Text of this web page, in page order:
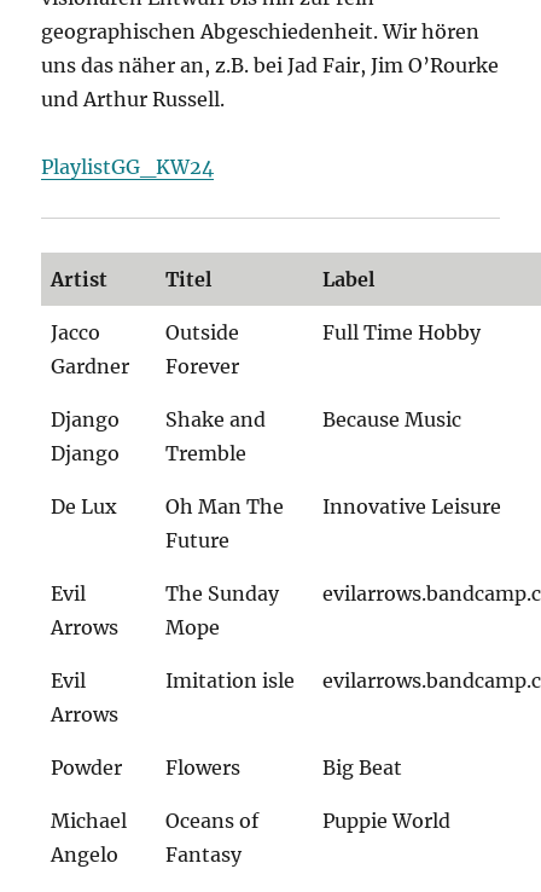
geographischen Abgeschiedenheit. Wir hören
uns das näher an, z.B. bei Jad Fair, Jim O’Rourke
und Arthur Russell.
PlaylistGG_KW24
Artist Titel Label
Jacco
Gardner
Outside
Forever
Full Time Hobby
Django
Django
Shake and
Tremble
Because Music
De Lux
Oh Man The
Future
Innovative Leisure
Evil
Arrows
The Sunday
Mope
Evil
Arrows
Imitation isle
Powder Flowers Big Beat
Michael
Angelo
Oceans of
Fantasy
Puppie World